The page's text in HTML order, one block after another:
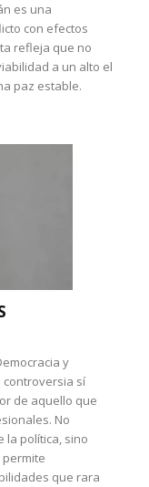
es una
con efectos
refleja que no
a un alto el
paz estable.
y
controversia sí
de aquello que
No
la política, sino
que rara